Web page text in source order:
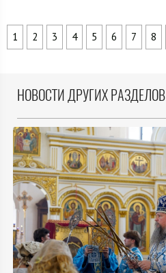
1 2 3 4 5 6 7 8
НОВОСТИ ДРУГИХ РАЗДЕЛОВ